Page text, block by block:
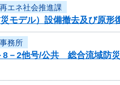
エネ社会推進課
モデル）設備撤去及び原形
務所
8－2他号/公共 総合流域防